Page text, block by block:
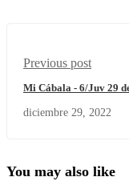
Previous post
Mi Cábala - 6/Juv 29
diciembre 29, 2022
You may also like